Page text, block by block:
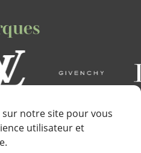
notre site pour vous
utilisateur et